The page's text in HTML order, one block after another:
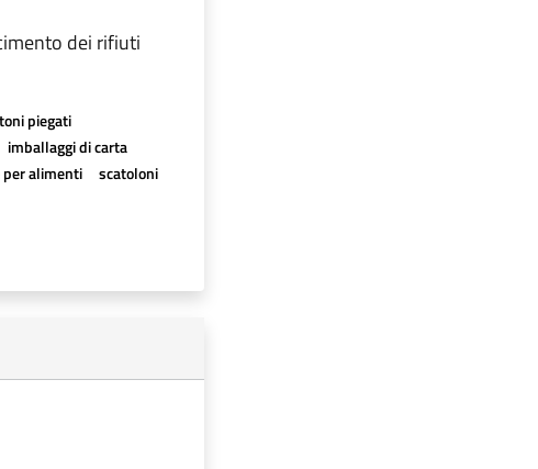
dei rifiuti
piegati
imballaggi di carta
alimenti
scatoloni